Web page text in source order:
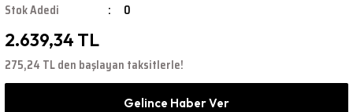
Stok Adedi
0
2.639,34 TL
275,24 TL den başlayan taksitlerle!
Gelince Haber Ver